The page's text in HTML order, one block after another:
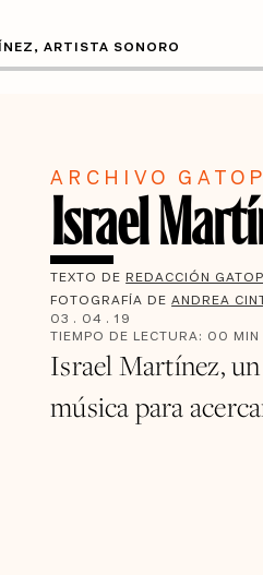
ARTISTA SONORO
ARCHIVO
Israel
TEXTO DE REDACCIÓN
FOTOGRAFÍA DEANDREA
03 . 04 . 19
TIEMPO DE LECTURA: 00 MIN
Israel Martínez,
música para